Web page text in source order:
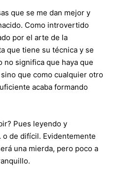
que se me dan mejor y
Como introvertido
por el arte de la
que tiene su técnica y se
no significa que haya que
que como cualquier otro
acaba formando
Pues leyendo y
de difícil. Evidentemente
una mierda, pero poco a